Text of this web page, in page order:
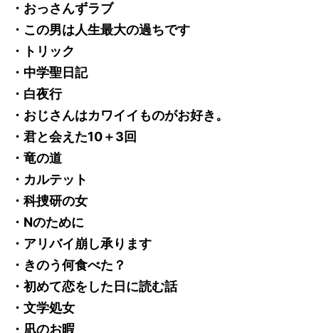
・おっさんずラブ
・この男は人生最大の過ちです
・トリック
・中学聖日記
・白夜行
・おじさんはカワイイものがお好き。
・君と会えた10＋3回
・竜の道
・カルテット
・科捜研の女
・Nのために
・アリバイ崩し承ります
・きのう何食べた？
・初めて恋をした日に読む話
・文学処女
・凪のお暇